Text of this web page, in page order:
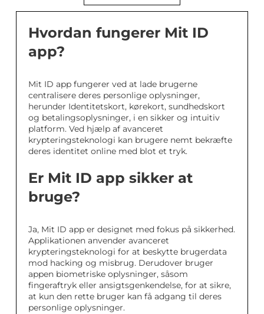
Hvordan fungerer Mit ID
app?
Mit ID app fungerer ved at lade brugerne
centralisere deres personlige oplysninger,
herunder Identitetskort, kørekort, sundhedskort
og betalingsoplysninger, i en sikker og intuitiv
platform. Ved hjælp af avanceret
krypteringsteknologi kan brugere nemt bekræfte
deres identitet online med blot et tryk.
Er Mit ID app sikker at
bruge?
Ja, Mit ID app er designet med fokus på sikkerhed.
Applikationen anvender avanceret
krypteringsteknologi for at beskytte brugerdata
mod hacking og misbrug. Derudover bruger
appen biometriske oplysninger, såsom
fingeraftryk eller ansigtsgenkendelse, for at sikre,
at kun den rette bruger kan få adgang til deres
personlige oplysninger.